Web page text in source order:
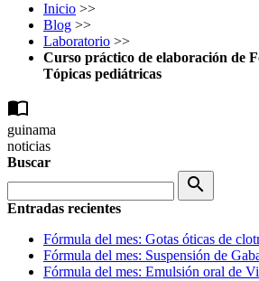
Inicio >>
Blog >>
Laboratorio >>
Curso práctico de elaboración de
Tópicas pediátricas
import_contacts
guinama
noticias
Buscar
search
Entradas recientes
Fórmula del mes: Gotas óticas de
Fórmula del mes: Suspensión de
Fórmula del mes: Emulsión oral de